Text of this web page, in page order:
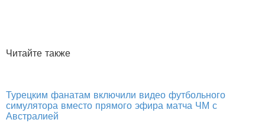
Читайте также
Турецким фанатам включили видео футбольного
симулятора вместо прямого эфира матча ЧМ с
Австралией